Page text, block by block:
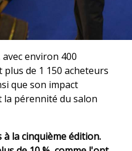
environ 400
de 1 150 acheteurs
que son impact
pérennité du salon
à la cinquième édition.